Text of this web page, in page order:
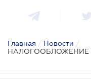
Главная / Новости /
НАЛОГООБЛОЖЕНИЕ